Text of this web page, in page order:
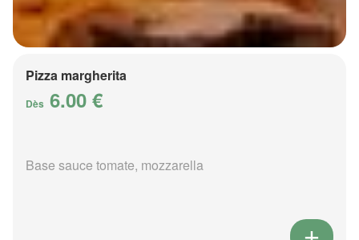
Pizza margherita
Dès 6.00 €
Base sauce tomate, mozzarella